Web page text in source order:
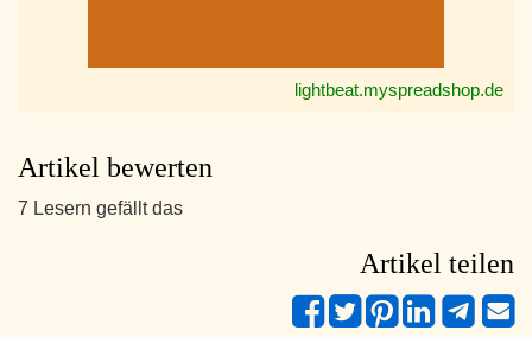
lightbeat.myspreadshop.de
Artikel bewerten
7 Lesern gefällt das
Artikel teilen